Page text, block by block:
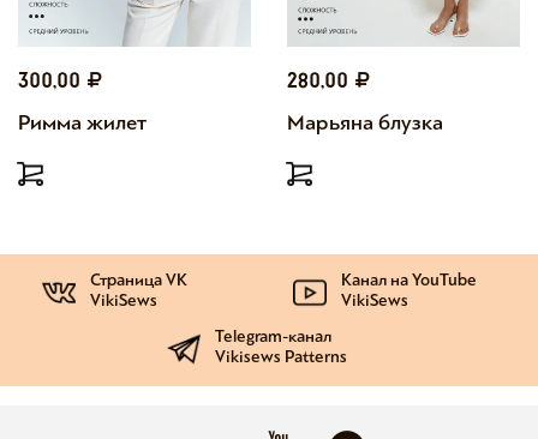
300,00
Римма жилет
280,00
Марьяна блузка
Страница VK
VikiSews
Канал на YouTube
VikiSews
Telegram-канал
Vikisews Patterns